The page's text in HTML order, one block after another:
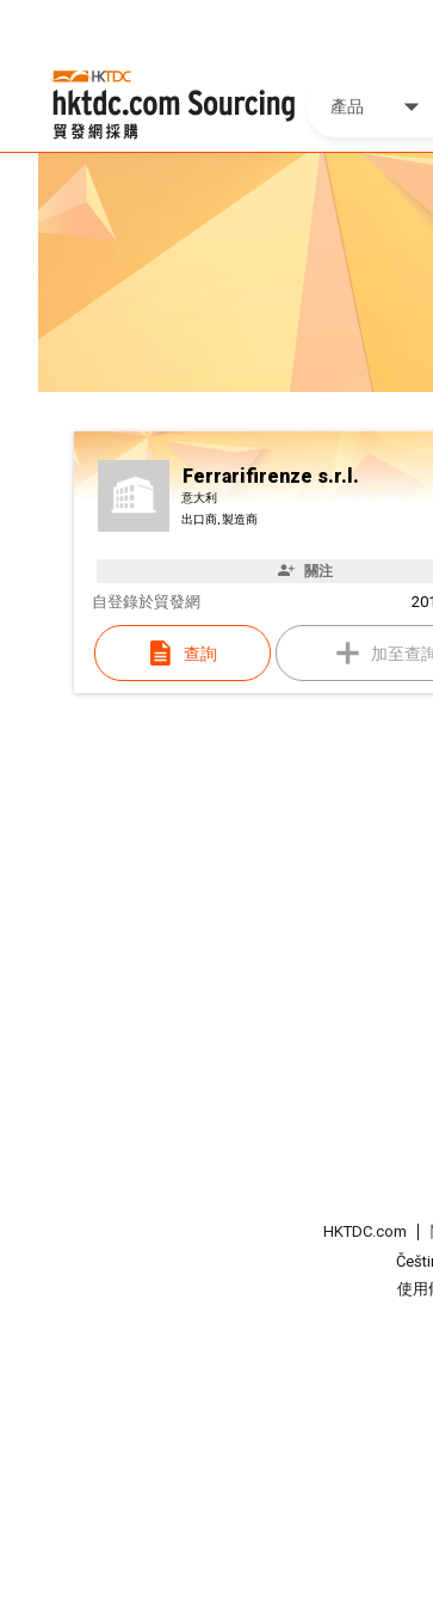
產品
Ferrarifirenze s.r.l.
意大利
出口商, 製造商
關注
自登錄於貿發網
查詢 加至查
HKTDC.com
使用